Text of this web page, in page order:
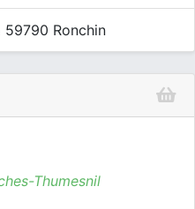
59790 Ronchin
Thumesnil